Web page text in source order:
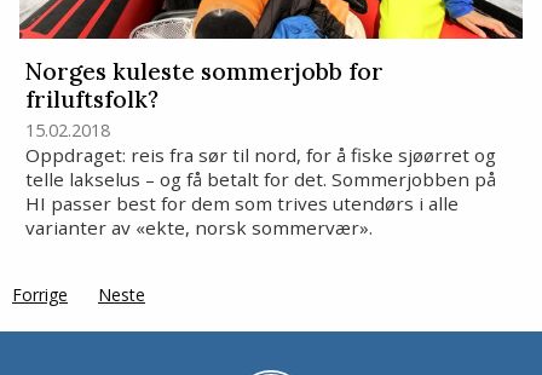
Norges kuleste sommerjobb for
friluftsfolk?
15.02.2018
Oppdraget: reis fra sør til nord, for å fiske sjøørret og
telle lakselus – og få betalt for det. Sommerjobben på
HI passer best for dem som trives utendørs i alle
varianter av «ekte, norsk sommervær».
Forrige pageNeste